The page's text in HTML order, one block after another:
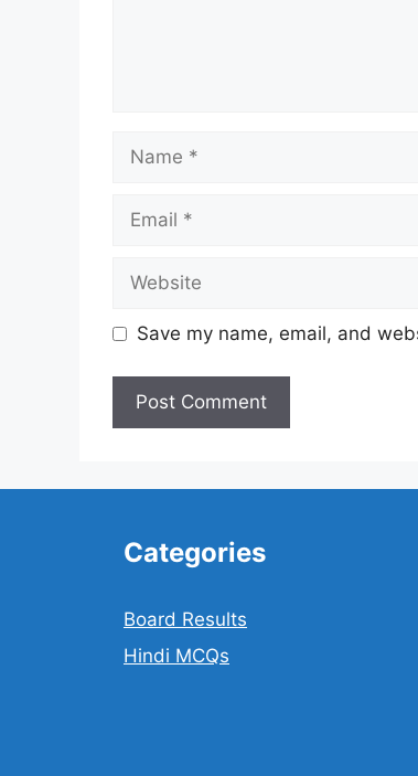
Name
Email
Website
Save my name, email, and
Categories
Board Results
Hindi MCQs